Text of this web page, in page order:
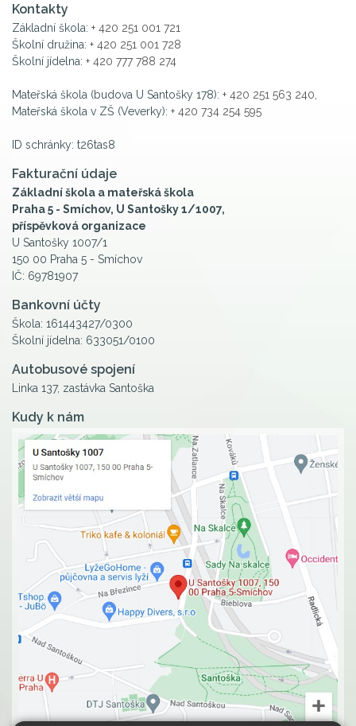
Kontakty
Základní škola: + 420 251 001 721
Školní družina: + 420 251 001 728
Školní jídelna: + 420 777 788 274
Mateřská škola (budova U Santošky 178): + 420 251 563 240
Mateřská škola v ZŠ (Veverky): + 420 734 254 595
ID schránky: t26tas8
Fakturační údaje
Základní škola a mateřská škola
Praha 5 - Smíchov, U Santošky 1/1007,
příspěvková organizace
U Santošky 1007/1
150 00 Praha 5 - Smíchov
IČ: 69781907
Bankovní účty
Škola: 161443427/0300
Školní jídelna: 633051/0100
Autobusové spojení
Linka 137, zastávka Santoška
Kudy k nám